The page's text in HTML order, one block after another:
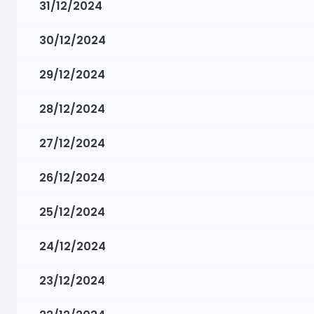
31/12/2024
30/12/2024
29/12/2024
28/12/2024
27/12/2024
26/12/2024
25/12/2024
24/12/2024
23/12/2024